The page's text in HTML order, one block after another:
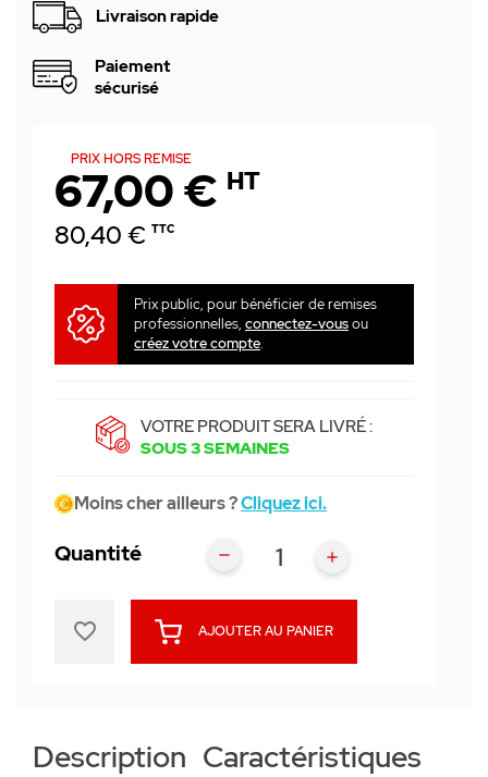
Livraison rapide
Paiement
sécurisé
PRIX HORS REMISE
67,00 € HT
80,40 € TTC
Prix public, pour bénéficier de remises
professionnelles, connectez-vousou
créez votre compte.
VOTRE PRODUIT SERA LIVRÉ :
SOUS 3 SEMAINES
Moins cher ailleurs ?Cliquez ici.
Quantité
AJOUTER AU PANIER
favorite_border
Description Caractéristiques